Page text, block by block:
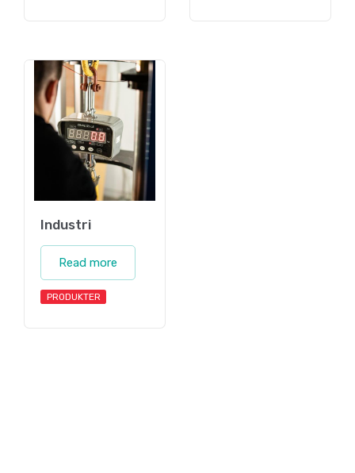
Industri
Read more
PRODUKTER